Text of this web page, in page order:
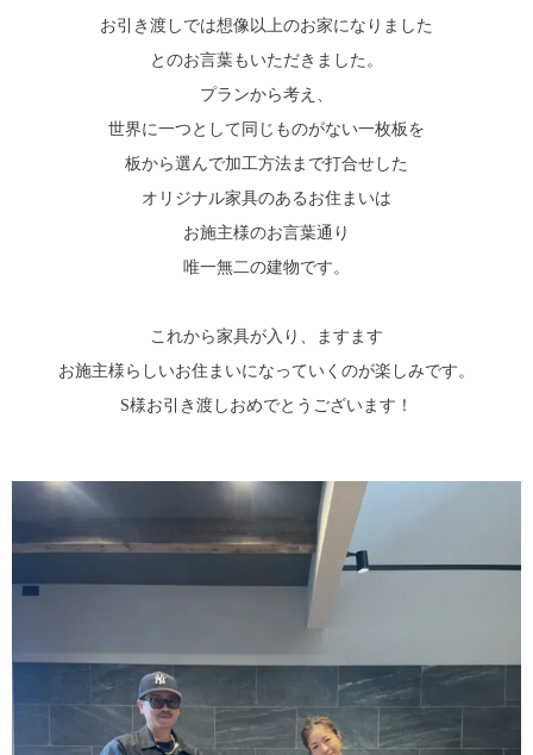
お引き渡しでは想像以上のお家になりました
とのお言葉もいただきました。
プランから考え、
世界に一つとして同じものがない一枚板を
板から選んで加工方法まで打合せした
オリジナル家具のあるお住まいは
お施主様のお言葉通り
唯一無二の建物です。
これから家具が入り、ますます
お施主様らしいお住まいになっていくのが楽しみです。
S様お引き渡しおめでとうございます！